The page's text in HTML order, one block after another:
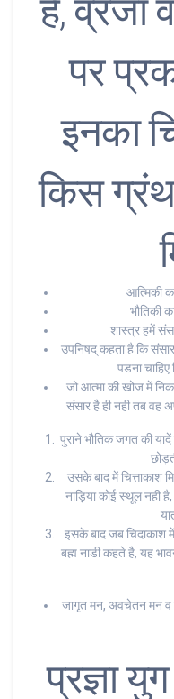
है, व्रजा
पर
इनका
किस
आत्मिकी
भौतिकी
शास्त्र हमें
उपनिषद् कहता है कि
पडना
जो आत्मा की खोज में
संसार है ही नही तब वह
पुराने भौतिक जगत की यादें
उसके बाद में चित्ताकाश
नाड़िया कोई स्थूल नही
इसके बाद जब चिदाकाश में
बह्म नाडी कहते है, यह
जागृत मन, अवचेतन मन व
प्रज्ञा